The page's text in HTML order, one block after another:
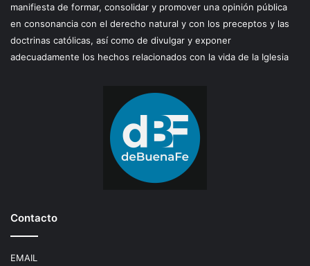
manifiesta de formar, consolidar y promover una opinión pública
en consonancia con el derecho natural y con los preceptos y las
doctrinas católicas, así como de divulgar y exponer
adecuadamente los hechos relacionados con la vida de la Iglesia
Contacto
EMAIL